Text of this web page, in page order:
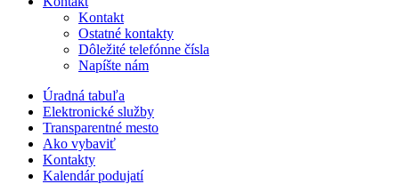
Kontakt
Ostatné kontakty
Dôležité telefónne čísla
Napíšte nám
Úradná tabuľa
Elektronické služby
Transparentné mesto
Ako vybaviť
Kontakty
Kalendár podujatí